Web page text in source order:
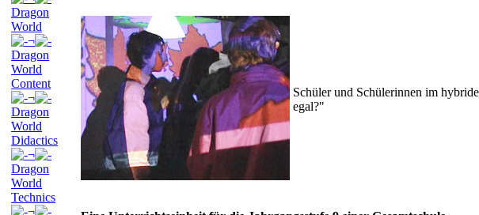
Dragon
World
¬
Dragon
World
Content
¬
Dragon
World
Didactics
¬
Dragon
World
Technics
¬
Schüler und Schülerinnen im
egal?"